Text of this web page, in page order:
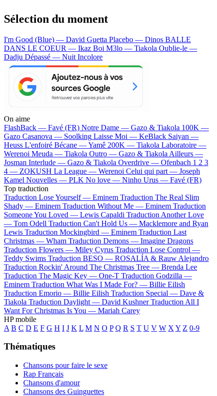
Sélection du moment
I'm Good (Blue) — David Guetta Placebo — Dinos BALLE
DANS LE COEUR — Ikaz Boi M3lo — Tiakola Oublie-le —
Dadju Dépassé — Nuit Incolore
On aime
FlashBack — Favé (FR) Notre Dame — Gazo & Tiakola 100K —
Gazo Casanova — Soolking Laisse Moi — KeBlack Saiyan —
Heuss L'enfoiré Bécane —Yamê 200K — Tiakola Laboratoire —
Werenoi Meuda — Tiakola Outro — Gazo & Tiakola Ailleurs —
Josman Interlude — Gazo & Tiakola Overdrive — Ofenbach 1 2 3
4 — ZOKUSH La League — Werenoi Celui qui part — Joseph
Kamel Nouvelles — PLK No love — Ninho Urus — Favé (FR)
Top traduction
Traduction Lose Yourself — Eminem Traduction The Real Slim
Shady — Eminem Traduction Without Me — Eminem Traduction
Someone You Loved — Lewis Capaldi Traduction Another Love
— Tom Odell Traduction Can't Hold Us — Macklemore and Ryan
Lewis Traduction Mockingbird — Eminem Traduction Last
Christmas — Wham Traduction Demons — Imagine Dragons
Traduction Flowers — Miley Cyrus Traduction Lose Control —
Teddy Swims Traduction BESO — ROSALÍA & Rauw Alejandro
Traduction Rockin' Around The Christmas Tree — Brenda Lee
Traduction The Magic Key — One-T Traduction Godzilla —
Eminem Traduction What Was I Made For? — Billie Eilish
Traduction Emorio — Billie Eilish Traduction Special — Dave &
Tiakola Traduction Daylight — David Kushner Traduction All I
Want For Christmas Is You — Mariah Carey
HP mobile
A B C D E F G H I J K L M N O P Q R S T U V W X Y Z 0-9
Thématiques
Chansons pour faire le sexe
Rap Français
Chansons d'amour
Chansons des Guinguettes